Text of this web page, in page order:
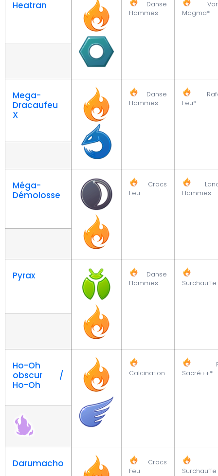
Heatran
Danse
Flammes
Magma*
Mega-
Dracaufeu
X
Danse
Flammes
Feu*
Méga-
Démolosse
Crocs
Feu
Flammes
Pyrax
Danse
Flammes
Surchauffe
Ho-Oh
obscur /
Ho-Oh
Calcination
Sacré++*
Darumacho
Crocs
Feu
Surchauffe